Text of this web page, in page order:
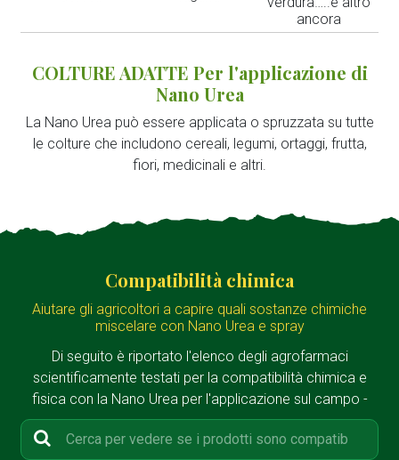
ancora
COLTURE ADATTE Per l'applicazione di
Nano Urea
La Nano Urea può essere applicata o spruzzata su tutte
le colture che includono cereali, legumi, ortaggi, frutta,
fiori, medicinali e altri.
Compatibilità chimica
Aiutare gli agricoltori a capire quali sostanze chimiche
miscelare con Nano Urea e spray
Di seguito è riportato l'elenco degli agrofarmaci
scientificamente testati per la compatibilità chimica e
fisica con la Nano Urea per l'applicazione sul campo -